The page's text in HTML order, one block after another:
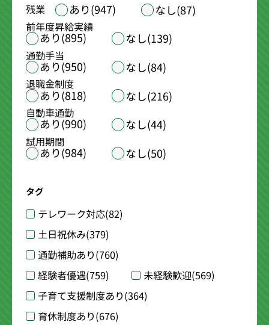
残業 あり(947) なし(87)
前年度昇給実績
あり(895) なし(139)
通勤手当
あり(950) なし(84)
退職金制度
あり(818) なし(216)
自動車通勤
あり(990) なし(44)
試用期間
あり(984) なし(50)
タグ
テレワーク対応(82)
土日祝休み(379)
通勤補助あり(760)
経験者優遇(759) 未経験歓迎(569)
子育て支援制度あり(364)
育休制度あり(676)